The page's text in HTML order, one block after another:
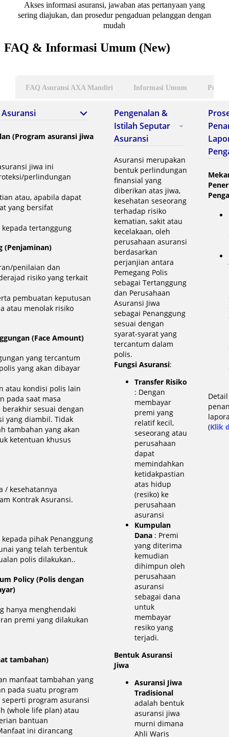
Akses informasi asuransi, jawaban atas pertanyaan yang
sering diajukan, dan prosedur pengaduan pelanggan dengan
mudah
FAQ & Informasi Umum (New)
FAQ Asuransi AXA Mandiri Informasi Umum
(Program asuransi jiwa
jiwa ini
perlindungan
atau, apabila dapat
yang bersifat
tertanggung
(Penjaminan)
penilaian dan
risiko yang terkait
pembuatan keputusan
atau menolak risiko
(Face Amount)
yang tercantum
yang akan dibayar
atau kondisi polis lain
pada saat masa
sesuai dengan
yang diambil. Tidak
tambahan yang akan
ketentuan khusus
/ kesehatannya
Kontrak Asuransi.
pihak Penanggung
yang telah terbentuk
polis dilakukan..
Policy (Polis dengan
hanya menghendaki
premi yang dilakukan
tambahan)
manfaat tambahan yang
pada suatu program
seperti program asuransi
(whole life plan) atau
bantuan
ini dirancang
Pengenalan &
Istilah Seputar
Asuransi
Asuransi merupakan
bentuk perlindungan
finansial yang
diberikan atas jiwa,
kesehatan seseorang
terhadap risiko
kematian, sakit atau
kecelakaan, oleh
perusahaan asuransi
berdasarkan
perjanjian antara
Pemegang Polis
sebagai Tertanggung
dan Perusahaan
Asuransi Jiwa
sebagai Penanggung
sesuai dengan
syarat-syarat yang
tercantum dalam
polis.
Fungsi Asuransi:
Transfer Risiko
: Dengan
membayar
premi yang
relatif kecil,
seseorang atau
perusahaan
dapat
memindahkan
ketidakpastian
atas hidup
(resiko) ke
perusahaan
asuransi
Kumpulan
Dana : Premi
yang diterima
kemudian
dihimpun oleh
perusahaan
asuransi
sebagai dana
untuk
membayar
resiko yang
terjadi.
Bentuk Asuransi
Jiwa
Asuransi Jiwa
Tradisional
adalah bentuk
asuransi jiwa
murni dimana
Ahli Waris
(Klik